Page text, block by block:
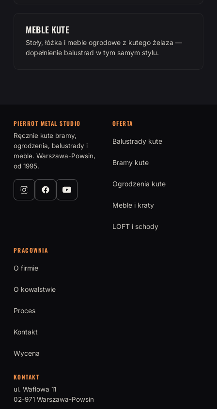
MEBLE KUTE
Stoły, łóżka i meble ogrodowe z kutego żelaza —
dopełnienie balustrad w tym samym stylu.
PIERROT METAL STUDIO
Ręcznie kute bramy,
ogrodzenia, balustrady i
meble. Warszawa-Powsin,
od 1995.
OFERTA
Balustrady kute
Bramy kute
Ogrodzenia kute
Meble i kraty
LOFT i schody
PRACOWNIA
O firmie
O kowalstwie
Proces
Kontakt
Wycena
KONTAKT
ul. Waflowa 11
02-971 Warszawa-Powsin